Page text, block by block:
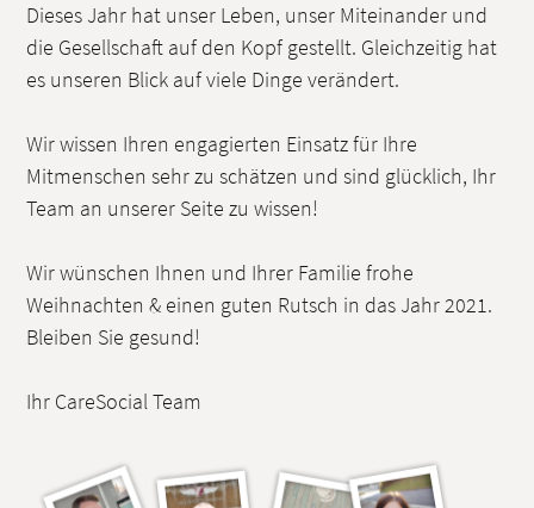
Dieses Jahr hat unser Leben, unser Miteinander und
die Gesellschaft auf den Kopf gestellt. Gleichzeitig hat
es unseren Blick auf viele Dinge verändert.
Wir wissen Ihren engagierten Einsatz für Ihre
Mitmenschen sehr zu schätzen und sind glücklich, Ihr
Team an unserer Seite zu wissen!
Wir wünschen Ihnen und Ihrer Familie frohe
Weihnachten & einen guten Rutsch in das Jahr 2021.
Bleiben Sie gesund!
Ihr CareSocial Team